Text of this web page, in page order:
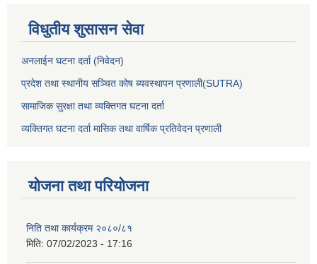
विधुतीय शुसासन सेवा
अनलाईन घटना दर्ता (निवेदन)
प्रदेश तथा स्थानीय सञ्चित कोष ब्यवस्थापन प्रणाली(SUTRA)
सामाजिक सुरक्षा तथा व्यक्तिगत घटना दर्ता
व्यक्तिगत घटना दर्ता मासिक तथा वार्षिक प्रतिवेदन प्रणाली
योजना तथा परियोजना
निति तथा कार्यक्रम २०८०/८१
मिति: 07/02/2023 - 17:16